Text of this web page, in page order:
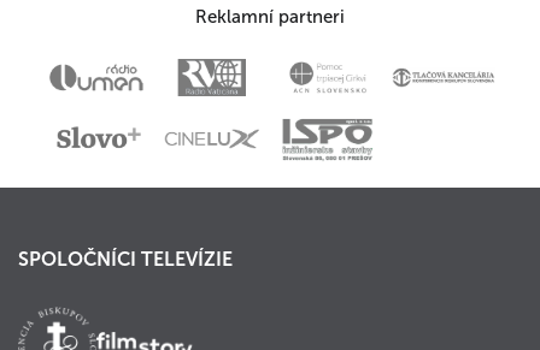
Reklamní partneri
SPOLOČNÍCI TELEVÍZIE